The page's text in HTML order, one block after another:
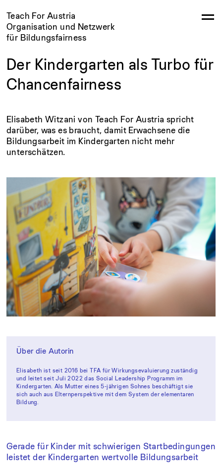
Teach For Austria
Organisation und Netzwerk
für Bildungsfairness
Der Kindergarten als Turbo für
Chancenfairness
Elisabeth Witzani von Teach For Austria spricht
darüber, was es braucht, damit Erwachsene die
Bildungsarbeit im Kindergarten nicht mehr
unterschätzen.
Gerade für Kinder mit schwierigen Startbedingungen
leistet der Kindergarten wertvolle Bildungsarbeit
Über die Autorin
Elisabeth ist seit 2016 bei TFA für Wirkungsevaluierung zuständig
und leitet seit Juli 2022 das Social Leadership Programm im
Kindergarten. Als Mutter eines 5-jährigen Sohnes beschäftigt sie
sich auch aus Elternperspektive mit dem System der elementaren
Bildung.